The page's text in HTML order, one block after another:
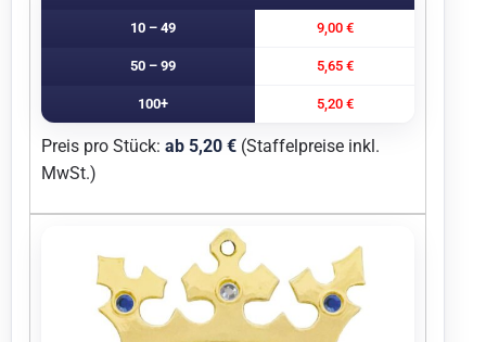
10 – 49 9,00 €
50 – 99 5,65 €
100+ 5,20 €
Preis pro Stück: ab 5,20 € (Staffelpreise inkl.
MwSt.)